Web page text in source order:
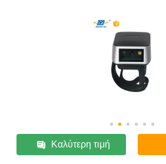
Καλύτερη τιμή